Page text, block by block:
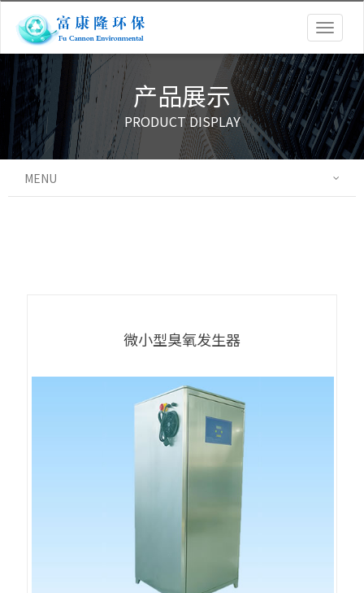
产品展示
PRODUCT DISPLAY
MENU
微小型臭氧发生器